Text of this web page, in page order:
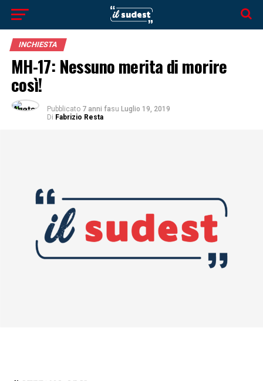
INCHIESTA
MH-17: Nessuno merita di morire
così!
Pubblicato 7 anni fasu Luglio 19, 2019
Di Fabrizio Resta